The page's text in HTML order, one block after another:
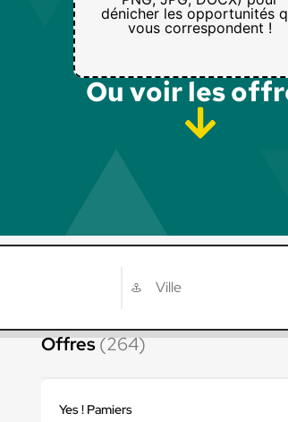
dénicher les opportunités
vous correspondent !
Ou voir les
Offres(264)
Yes ! Pamiers